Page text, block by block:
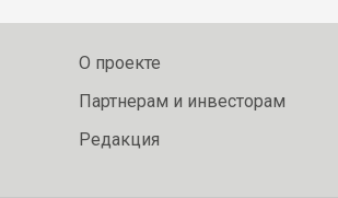
О проекте
Партнерам и инвесторам
Редакция